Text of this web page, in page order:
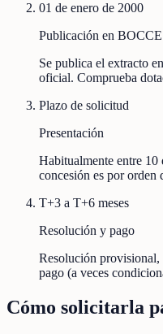
01 de enero de 2000
Publicación en BOCCE
Se publica el extracto
oficial. Comprueba
Plazo de solicitud
Presentación
Habitualmente entre 10
concesión es por orden
T+3 a T+6 meses
Resolución y pago
Resolución
pago (a veces
Cómo solicitarla